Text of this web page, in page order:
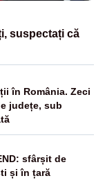
suspectați că
în România. Zeci
județe, sub
sfârșit de
și în țară